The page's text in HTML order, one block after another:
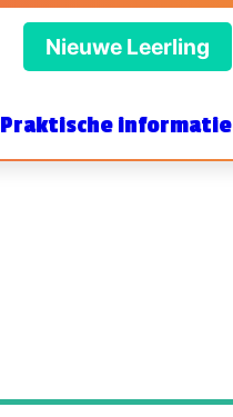
Nieuwe Leerling
Praktische informatie